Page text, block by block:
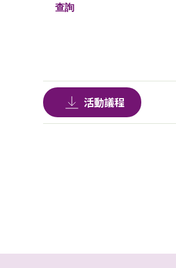
查詢
活動議程